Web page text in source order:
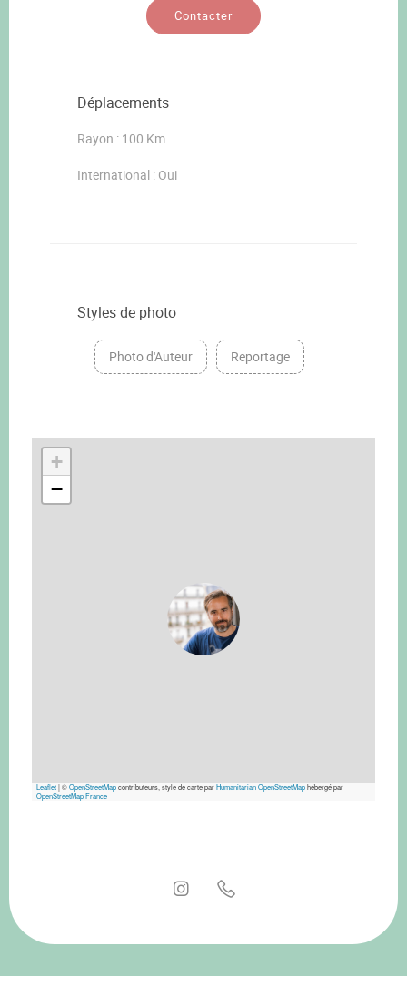
Contacter
Déplacements
Rayon : 100 Km
International : Oui
Styles de photo
Photo d'Auteur Reportage
+
−
Leaflet|©OpenStreetMapcontributeurs, style de carte parHumanitarian OpenStreetMaphébergé par
OpenStreetMap France